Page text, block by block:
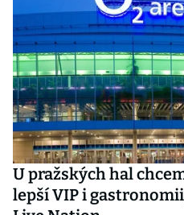
U pražských hal
lepší VIP i